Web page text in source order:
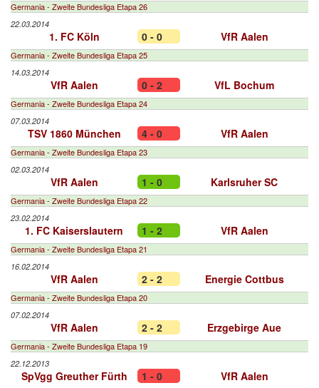
Germania - Zweite Bundesliga Etapa 26
22.03.2014
1. FC Köln 0 - 0 VfR Aalen
Germania - Zweite Bundesliga Etapa 25
14.03.2014
VfR Aalen 0 - 2 VfL Bochum
Germania - Zweite Bundesliga Etapa 24
07.03.2014
TSV 1860 München 4 - 0 VfR Aalen
Germania - Zweite Bundesliga Etapa 23
02.03.2014
VfR Aalen 1 - 0 Karlsruher SC
Germania - Zweite Bundesliga Etapa 22
23.02.2014
1. FC Kaiserslautern 1 - 2 VfR Aalen
Germania - Zweite Bundesliga Etapa 21
16.02.2014
VfR Aalen 2 - 2 Energie Cottbus
Germania - Zweite Bundesliga Etapa 20
07.02.2014
VfR Aalen 2 - 2 Erzgebirge Aue
Germania - Zweite Bundesliga Etapa 19
22.12.2013
SpVgg Greuther Fürth 1 - 0 VfR Aalen